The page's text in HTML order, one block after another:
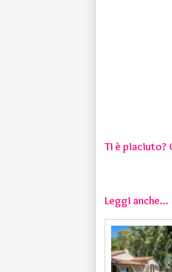
Ti è piaciuto?
Leggi anche...